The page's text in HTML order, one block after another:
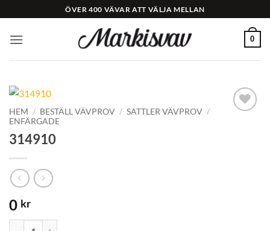
to
content
ÖVER 400 VÄVAR ATT VÄLJA MELLAN
0
HEM / BESTÄLL VÄVPROV / SATTLER VÄVPROV /
ENFÄRGADE
314910
0 kr